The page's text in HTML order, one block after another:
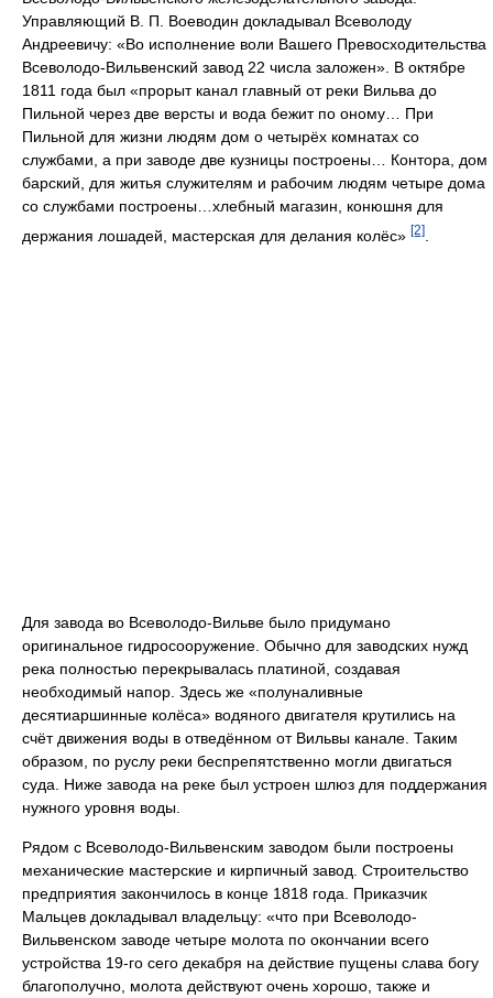
Управляющий В. П. Воеводин докладывал Всеволоду
Андреевичу: «Во исполнение воли Вашего Превосходительства
Всеволодо-Вильвенский завод 22 числа заложен». В октябре
1811 года был «прорыт канал главный от реки Вильва до
Пильной через две версты и вода бежит по оному… При
Пильной для жизни людям дом о четырёх комнатах со
службами, а при заводе две кузницы построены… Контора, дом
барский, для житья служителям и рабочим людям четыре дома
со службами построены…хлебный магазин, конюшня для
держания лошадей, мастерская для делания колёс» [2]
Для завода во Всеволодо-Вильве было придумано
оригинальное гидросооружение. Обычно для заводских нужд
река полностью перекрывалась платиной, создавая
необходимый напор. Здесь же «полуналивные
десятиаршинные колёса» водяного двигателя крутились на
счёт движения воды в отведённом от Вильвы канале. Таким
образом, по руслу реки беспрепятственно могли двигаться
суда. Ниже завода на реке был устроен шлюз для поддержания
нужного уровня воды.
Рядом с Всеволодо-Вильвенским заводом были построены
механические мастерские и кирпичный завод. Строительство
предприятия закончилось в конце 1818 года. Приказчик
Мальцев докладывал владельцу: «что при Всеволодо-
Вильвенском заводе четыре молота по окончании всего
устройства 19-го сего декабря на действие пущены слава богу
благополучно, молота действуют очень хорошо, также и